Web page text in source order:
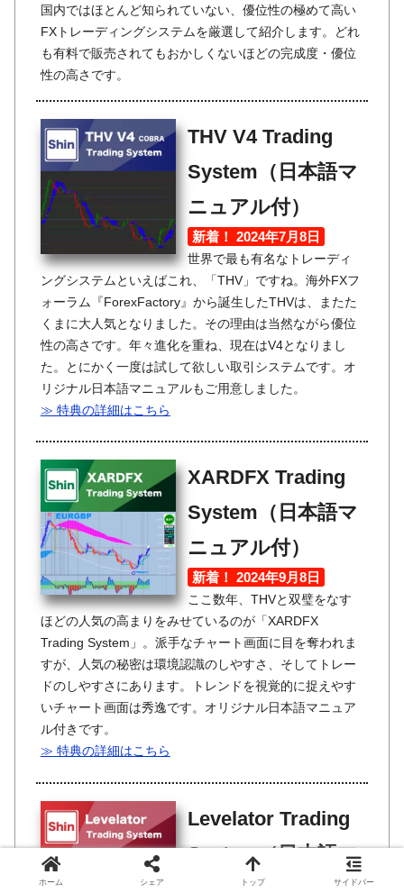
国内ではほとんど知られていない、優位性の極めて高い
FXトレーディングシステムを厳選して紹介します。どれ
も有料で販売されてもおかしくないほどの完成度・優位
性の高さです。
THV V4 Trading
System（日本語マ
ニュアル付）
新着！ 2024年7月8日
世界で最も有名なトレーディ
ングシステムといえばこれ、「THV」ですね。海外FXフ
ォーラム『ForexFactory』から誕生したTHVは、またた
くまに大人気となりました。その理由は当然ながら優位
性の高さです。年々進化を重ね、現在はV4となりまし
た。とにかく一度は試して欲しい取引システムです。オ
リジナル日本語マニュアルもご用意しました。
≫ 特典の詳細はこちら
XARDFX Trading
System（日本語マ
ニュアル付）
新着！ 2024年9月8日
ここ数年、THVと双璧をなす
ほどの人気の高まりをみせているのが「XARDFX
Trading System」。派手なチャート画面に目を奪われま
すが、人気の秘密は環境認識のしやすさ、そしてトレー
ドのしやすさにあります。トレンドを視覚的に捉えやす
いチャート画面は秀逸です。オリジナル日本語マニュア
ル付きです。
≫ 特典の詳細はこちら
Levelator Trading
System（日本語マ
ホーム シェア トップ サイドバー